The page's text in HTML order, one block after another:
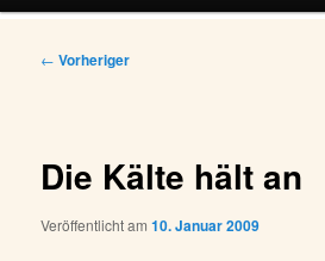
Beitragsnavigation
← Vorheriger
Die Kälte hält an
Veröffentlicht am10. Januar 2009